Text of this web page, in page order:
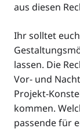
aus diesen
Ihr solltet
lassen. Die
Vor- und
Projekt-
kommen.
passende für